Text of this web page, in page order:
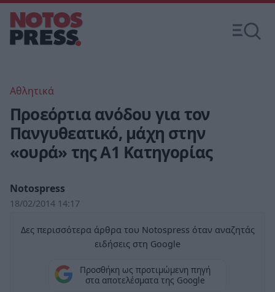
Αθλητικά
Προεόρτια ανόδου για τον
Πανγυθεατικό, μάχη στην
«ουρά» της Α1 Κατηγορίας
Notospress
18/02/2014 14:17
Δες περισσότερα άρθρα του Notospress όταν αναζητάς
ειδήσεις στη Google
Προσθήκη ως προτιμώμενη πηγή
στα αποτελέσματα της Google